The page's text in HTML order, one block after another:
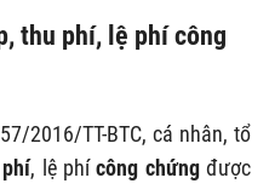
thu phí, lệ phí công
2016/TT-BTC, cá nhân, tổ
phí, lệ phícông chứngđược